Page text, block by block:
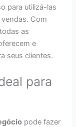
para utilizá-las
Com
as
e
seus clientes.
para
pode fazer